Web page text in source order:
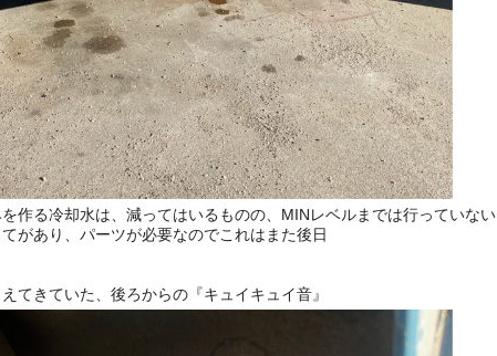
作る冷却水は、減ってはいるものの、MINレベルまでは行っていない
があり、パーツが必要なのでこれはまた後日
てきていた、後ろからの『キュイキュイ音』